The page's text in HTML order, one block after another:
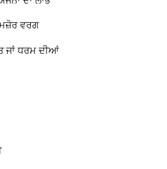
ਵਰਗ
ਜਾਂ ਧਰਮ ਦੀਆਂ